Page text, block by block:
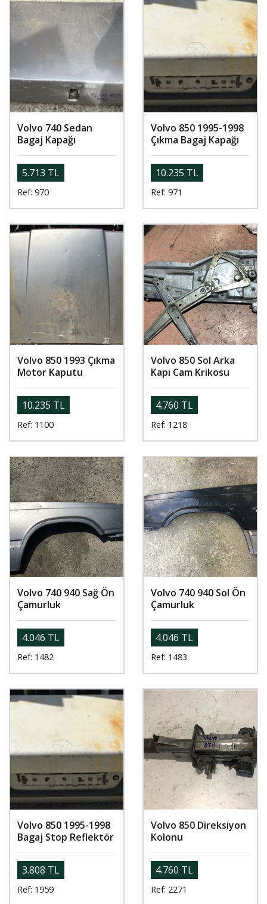
Volvo 740 Sedan
Bagaj Kapağı
5.713 TL
Ref: 970
Volvo 850 1995-1998
Çıkma Bagaj Kapağı
10.235 TL
Ref: 971
Volvo 850 1993 Çıkma
Motor Kaputu
10.235 TL
Ref: 1100
Volvo 850 Sol Arka
Kapı Cam Krikosu
4.760 TL
Ref: 1218
Volvo 740 940 Sağ Ön
Çamurluk
4.046 TL
Ref: 1482
Volvo 740 940 Sol Ön
Çamurluk
4.046 TL
Ref: 1483
Volvo 850 1995-1998
Bagaj Stop Reflektör
3.808 TL
Ref: 1959
Volvo 850 Direksiyon
Kolonu
4.760 TL
Ref: 2271